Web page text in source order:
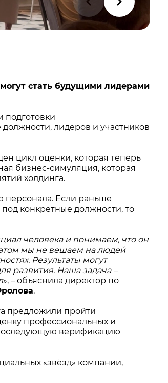
стать будущими лидерами
подготовки
лидеров и участников
цикл оценки, которая теперь
бизнес-симуляция, которая
холдинга.
персонала. Если раньше
конкретные должности, то
человека и понимаем, что он
мы не вешаем на людей
Результаты могут
развития. Наша задача –
», – объяснила директор по
.
предложили пройти
профессиональных и
верификацию
«звёзд» компании,